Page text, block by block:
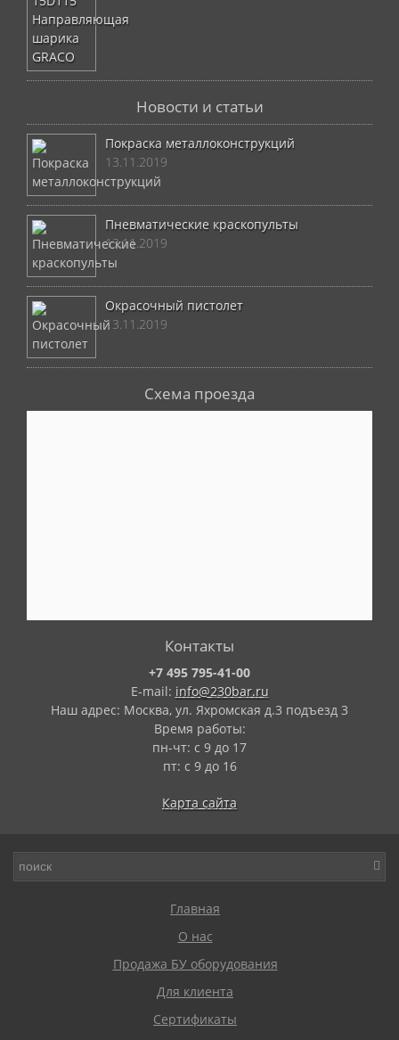
Новости и статьи
Покраска металлоконструкций
13.11.2019
Пневматические краскопульты
13.11.2019
Окрасочный пистолет
13.11.2019
Схема проезда
Контакты
+7 495 795-41-00
E-mail: info@230bar.ru
Наш адрес: Москва, ул. Яхромская д.3 подъезд 3
Время работы:
пн-чт: с 9 до 17
пт: с 9 до 16
Карта сайта
Главная
О нас
Продажа БУ оборудования
Для клиента
Сертификаты